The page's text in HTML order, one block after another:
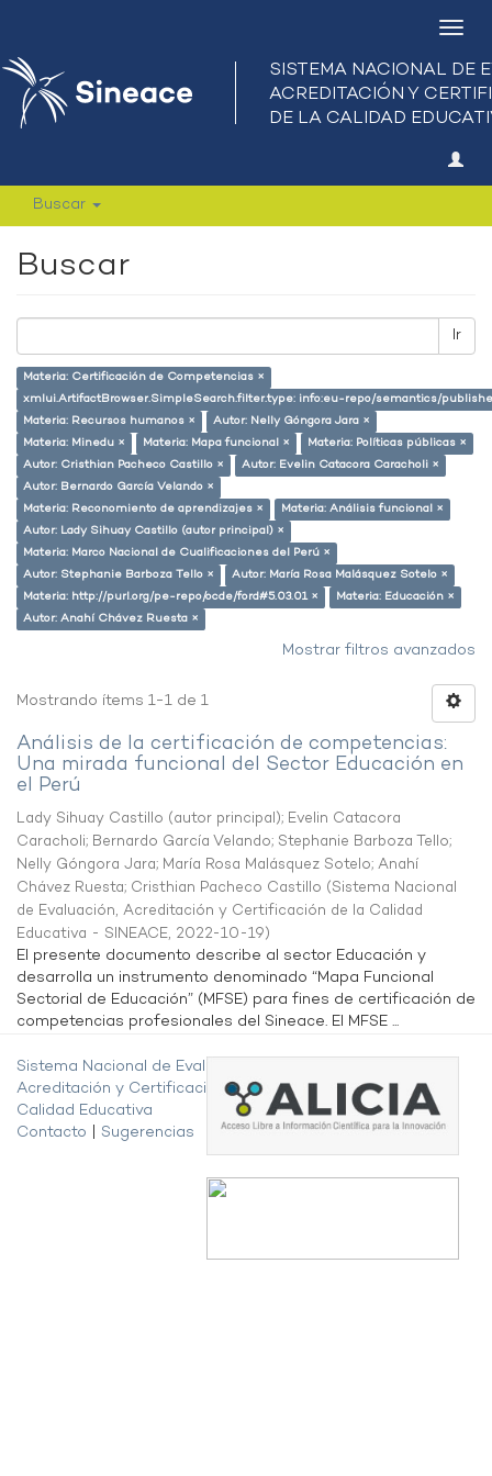
Buscar
Buscar
Ir
Materia: Certificación de Competencias ×
xmlui.ArtifactBrowser.SimpleSearch.filter.type: info:eu-repo/semantics/
Materia: Recursos humanos ×
Autor: Nelly Góngora Jara ×
Materia: Minedu ×
Materia: Mapa funcional ×
Materia: Políticas públicas ×
Autor: Cristhian Pacheco Castillo ×
Autor: Evelin Catacora Caracholi ×
Autor: Bernardo García Velando ×
Materia: Reconomiento de aprendizajes ×
Materia: Análisis funcional ×
Autor: Lady Sihuay Castillo (autor principal) ×
Materia: Marco Nacional de Cualificaciones del Perú ×
Autor: Stephanie Barboza Tello ×
Autor: María Rosa Malásquez Sotelo ×
Materia: http://purl.org/pe-repo/ocde/ford#5.03.01 ×
Materia: Educación ×
Autor: Anahí Chávez Ruesta ×
Mostrar filtros avanzados
Mostrando ítems 1-1 de 1
Análisis de la certificación de competencias:
Una mirada funcional del Sector Educación en
el Perú
Lady Sihuay Castillo (autor principal); Evelin Catacora
Caracholi; Bernardo García Velando; Stephanie Barboza Tello;
Nelly Góngora Jara; María Rosa Malásquez Sotelo; Anahí
Chávez Ruesta; Cristhian Pacheco Castillo (Sistema Nacional
de Evaluación, Acreditación y Certificación de la Calidad
Educativa - SINEACE, 2022-10-19)
El presente documento describe al sector Educación y
desarrolla un instrumento denominado “Mapa Funcional
Sectorial de Educación” (MFSE) para fines de certificación de
competencias profesionales del Sineace. El MFSE ...
Sistema Nacional de Evaluación,
Acreditación y Certificación de la
Calidad Educativa
Contacto
Sugerencias